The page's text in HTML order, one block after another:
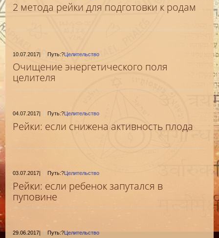
2 метода рейки для подготовки к родам
10.07.2017| Путь:?Целительство
Очищение энергетического поля
целителя
04.07.2017 Путь:?Целительство
Рейки: если снижена активность плода
03.07.2017 Путь:? Целительство
Рейки: если ребенок запутался в
пуповине
29.06.2017| Путь:?Целительство